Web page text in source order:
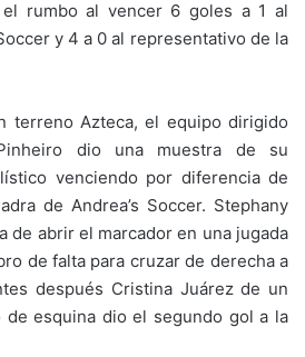
el rumbo al vencer 6 goles a 1 al
y 4 a 0 al representativo de la
terreno Azteca, el equipo dirigido
dio una muestra de su
venciendo por diferencia de
de Andrea’s Soccer. Stephany
de abrir el marcador en una jugada
de falta para cruzar de derecha a
después Cristina Juárez de un
esquina dio el segundo gol a la